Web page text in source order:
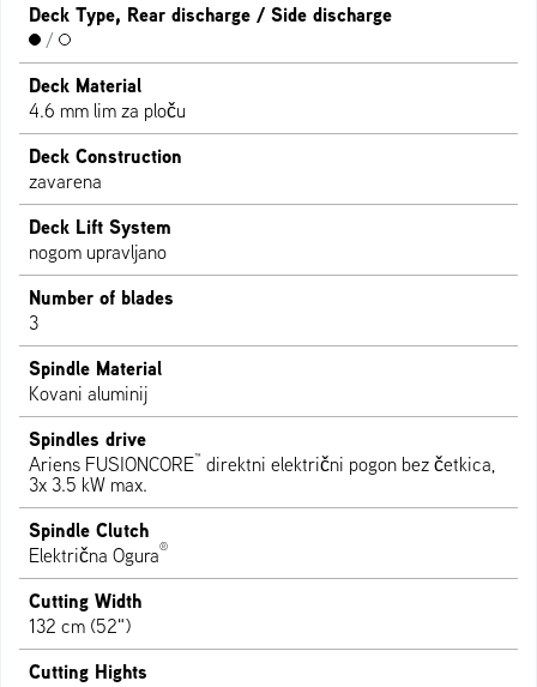
Deck Type, Rear discharge / Side discharge
/
Deck Material
4.6 mm lim za ploču
Deck Construction
zavarena
Deck Lift System
nogom upravljano
Number of blades
3
Spindle Material
Kovani aluminij
Spindles drive
Ariens FUSIONCORE™ direktni električni pogon bez četkica,
3x 3.5 kW max.
Spindle Clutch
Električna Ogura®
Cutting Width
132 cm (52")
Cutting Hights